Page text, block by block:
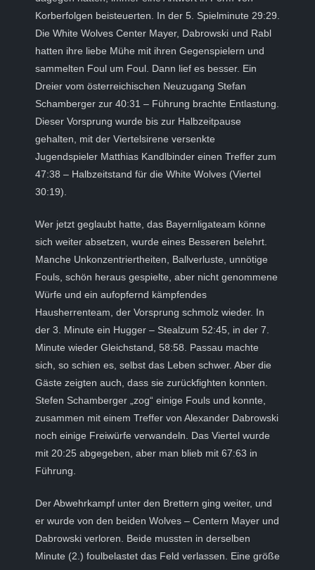
Korberfolgen beisteuerten. In der 5. Spielminute 29:29.
Die White Wolves Center Mayer, Dabrowski und Rabl
hatten ihre liebe Mühe mit ihren Gegenspielern und
sammelten Foul um Foul. Dann lief es besser. Ein
Dreier vom österreichischen Neuzugang Stefan
Schamberger zur 40:31 – Führung brachte Entlastung.
Dieser Vorsprung wurde bis zur Halbzeitpause
gehalten, mit der Viertelsirene versenkte
Jugendspieler Matthias Kandlbinder einen Treffer zum
47:38 – Halbzeitstand für die White Wolves (Viertel
30:19).
Wer jetzt geglaubt hatte, das Bayernligateam könne
sich weiter absetzen, wurde eines Besseren belehrt.
Manche Unkonzentriertheiten, Ballverluste, unnötige
Fouls, schön heraus gespielte, aber nicht genommene
Würfe und ein aufopfernd kämpfendes
Hausherrenteam, der Vorsprung schmolz wieder. In
der 3. Minute ein Hugger – Stealzum 52:45, in der 7.
Minute wieder Gleichstand, 58:58. Passau machte
sich, so schien es, selbst das Leben schwer. Aber die
Gäste zeigten auch, dass sie zurückfighten konnten.
Stefen Schamberger „zog“ einige Fouls und konnte,
zusammen mit einem Treffer von Alexander Dabrowski
noch einige Freiwürfe verwandeln. Das Viertel wurde
mit 20:25 abgegeben, aber man blieb mit 67:63 in
Führung.
Der Abwehrkampf unter den Brettern ging weiter, und
er wurde von den beiden Wolves – Centern Mayer und
Dabrowski verloren. Beide mussten in derselben
Minute (2.) foulbelastet das Feld verlassen. Eine größe